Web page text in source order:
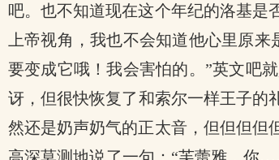
吧。也不知道现在这个年纪的洛基是
上帝视角，我也不会知道他心里原
要变成它哦！我会害怕的。”英文吧
讶，但很快恢复了和索尔一样王子的
然还是奶声奶气的正太音，但但但但